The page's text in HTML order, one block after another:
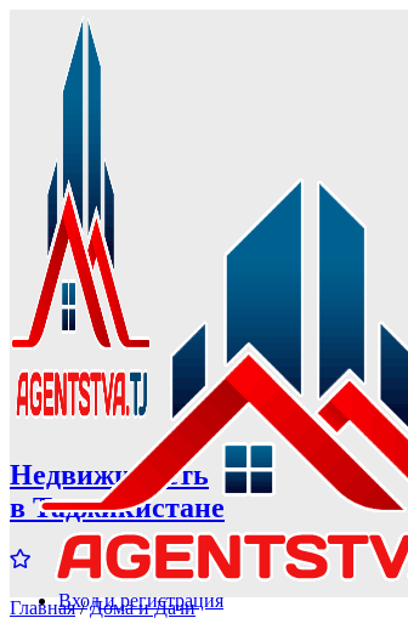
Недвижимость
в Таджикистане
Вход и регистрация
Главная/Дома и Дачи